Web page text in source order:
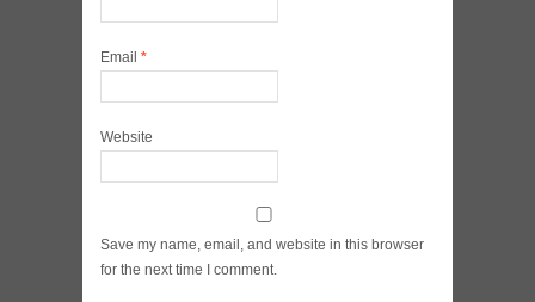
Email *
Website
Save my name, email, and website in this browser
for the next time I comment.